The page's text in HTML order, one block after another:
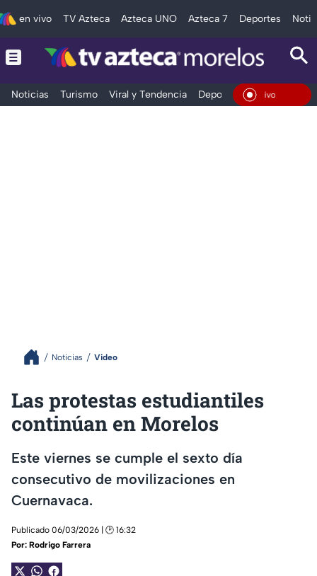
en vivo TV Azteca Azteca UNO Azteca 7 Deportes
Noticias Turismo Viral y Tendencia Deportes Espectáculos
En Vivo
Noticias Video
Las protestas estudiantiles
continúan en Morelos
Este viernes se cumple el sexto día
consecutivo de movilizaciones en
Cuernavaca.
Publicado 06/03/2026 | 🕑 16:32
Por: Rodrigo Farrera